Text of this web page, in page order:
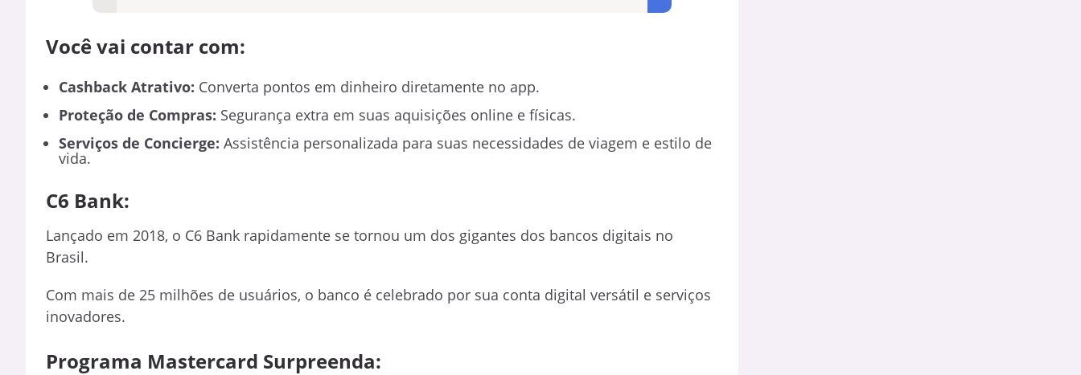
Você vai contar com:
Cashback Atrativo: Converta pontos em dinheiro diretamente no app.
Proteção de Compras: Segurança extra em suas aquisições online e físicas.
Serviços de Concierge: Assistência personalizada para suas necessidades de viagem e estilo de
vida.
C6 Bank:
Lançado em 2018, o C6 Bank rapidamente se tornou um dos gigantes dos bancos digitais no
Brasil.
Com mais de 25 milhões de usuários, o banco é celebrado por sua conta digital versátil e serviços
inovadores.
Programa Mastercard Surpreenda: